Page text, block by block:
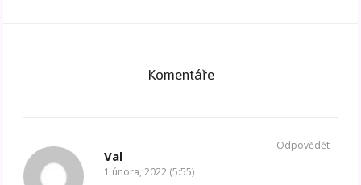
Komentáře
Val
1 února, 2022 (5:55)
Odpovědět